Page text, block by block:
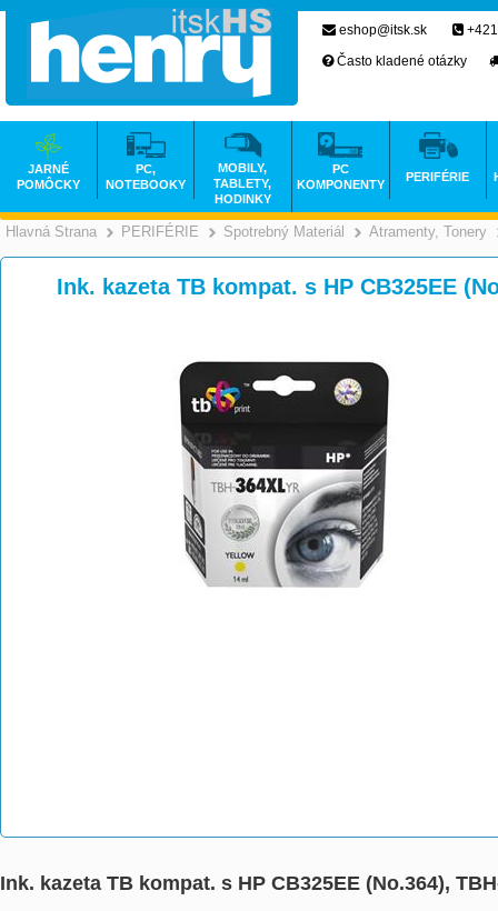
Hlavná Strana >
PERIFÉRIE >
Spotrebný Materiál >
Atramenty, Tonery
Ink. kazeta TB kompat. s HP CB325EE
Ink. kazeta TB kompat. s HP CB325EE (No.364),
eshop@itsk.sk
Často kladené otázky
JARNÉ
POMÔCKY
PC,
NOTEBOOKY
MOBILY,
TABLETY,
HODINKY
PC
KOMPONENTY
PERIFÉRIE